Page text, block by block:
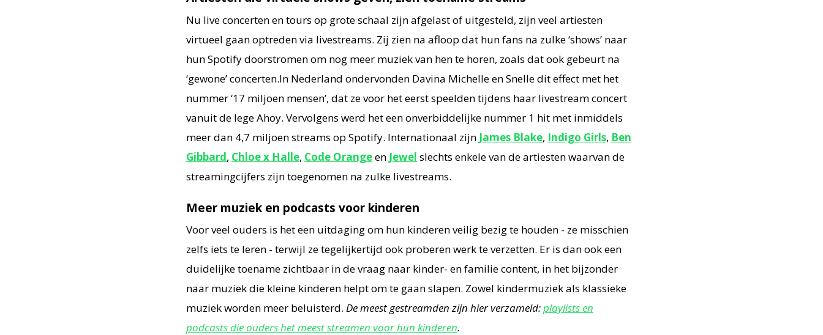
Nu live concerten en tours op grote schaal zijn afgelast of uitgesteld, zijn veel artiesten
virtueel gaan optreden via livestreams. Zij zien na afloop dat hun fans na zulke ‘shows’ naar
hun Spotify doorstromen om nog meer muziek van hen te horen, zoals dat ook gebeurt na
‘gewone’ concerten.In Nederland ondervonden Davina Michelle en Snelle dit effect met het
nummer ‘17 miljoen mensen’, dat ze voor het eerst speelden tijdens haar livestream concert
vanuit de lege Ahoy. Vervolgens werd het een onverbiddelijke nummer 1 hit met inmiddels
meer dan 4,7 miljoen streams op Spotify. Internationaal zijn James Blake, Indigo Girls, Ben
Gibbard, Chloe x Halle, Code Orangeen Jewel slechts enkele van de artiesten waarvan de
streamingcijfers zijn toegenomen na zulke livestreams.
Meer muziek en podcasts voor kinderen
Voor veel ouders is het een uitdaging om hun kinderen veilig bezig te houden - ze misschien
zelfs iets te leren - terwijl ze tegelijkertijd ook proberen werk te verzetten. Er is dan ook een
duidelijke toename zichtbaar in de vraag naar kinder- en familie content, in het bijzonder
naar muziek die kleine kinderen helpt om te gaan slapen. Zowel kindermuziek als klassieke
muziek worden meer beluisterd. De meest gestreamden zijn hier verzameld:playlists en
podcasts die ouders het meest streamen voor hun kinderen.